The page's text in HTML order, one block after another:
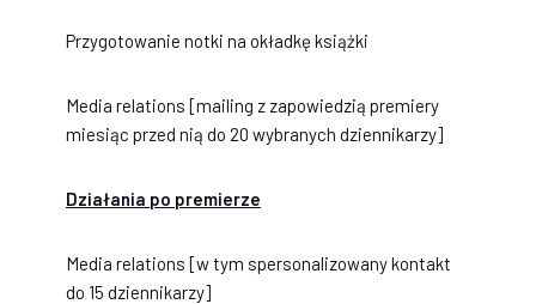
Przygotowanie notki na okładkę książki
Media relations [mailing z zapowiedzią premiery
miesiąc przed nią do 20 wybranych dziennikarzy]
Działania po premierze
Media relations [w tym spersonalizowany kontakt
do 15 dziennikarzy]